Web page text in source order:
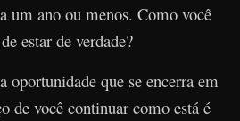
um ano ou menos. Como você
estar de verdade?
oportunidade que se encerra em
de você continuar como está é